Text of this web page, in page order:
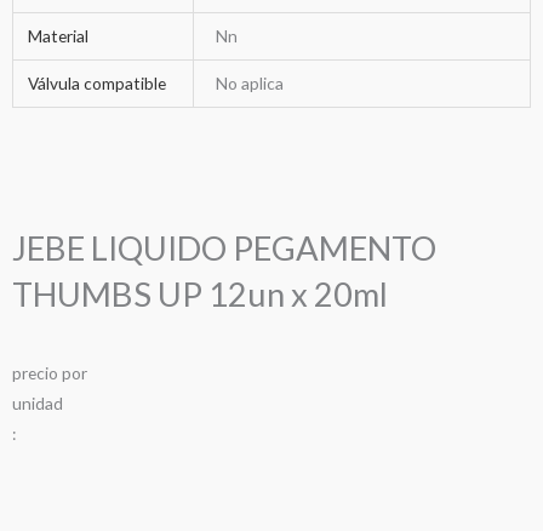
Material Nn
Válvula compatible No aplica
JEBE LIQUIDO PEGAMENTO
THUMBS UP 12un x 20ml
precio por
unidad
: